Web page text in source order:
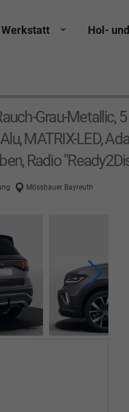
Werkstatt Hol-
Grau-Metallic,
MATRIX-LED,
Radio
Mössbauer Bayreuth